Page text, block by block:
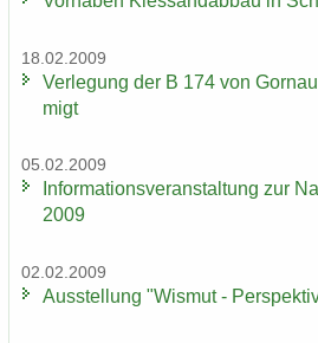
18.02.2009
Ver­le­gung der B 174 von
migt
05.02.2009
In­for­ma­ti­ons­ver­an­stal­tung zur
2009
02.02.2009
Aus­stel­lung "Wis­mut -